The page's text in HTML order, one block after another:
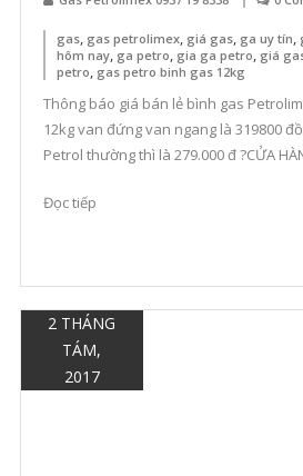
gas, gas petrolimex, giá gas, ga uy tín
hôm nay, ga petro gia ga petro giá
petro gas petro binh gas 12kg
Thông báo giá bán lẻ bình gas
12kg van đứng van ngang là 319800
Petrol thường thì là 279.000 đ ?CỬA
Được Ủy Quyền của Tổng Công Ty Gas
Đọc tiếp
2 THÁNG
TÁM,
2017